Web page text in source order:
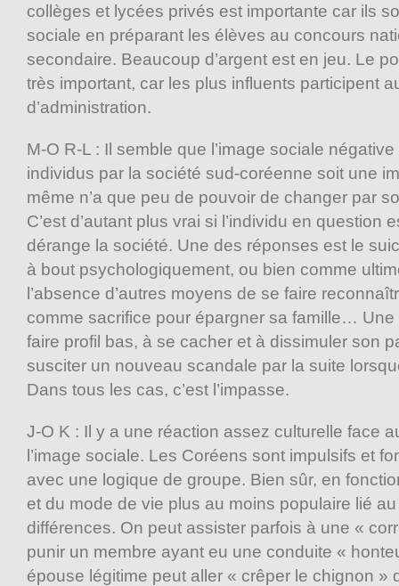
collèges et lycées privés est importante car ils
sociale en préparant les élèves au concours
secondaire. Beaucoup d’argent est en jeu. Le
très important, car les plus influents participent
d’administration.
M-O R-L : Il semble que l’image sociale
individus par la société sud-coréenne soit une
même n’a que peu de pouvoir de changer par
C’est d’autant plus vrai si l’individu en question
dérange la société. Une des réponses est le
à bout psychologiquement, ou bien comme
l’absence d’autres moyens de se faire
comme sacrifice pour épargner sa famille…
faire profil bas, à se cacher et à dissimuler son
susciter un nouveau scandale par la suite
Dans tous les cas, c’est l’impasse.
J-O K : Il y a une réaction assez culturelle face
l’image sociale. Les Coréens sont impulsifs et
avec une logique de groupe. Bien sûr, en
et du mode de vie plus au moins populaire lié
différences. On peut assister parfois à une «
punir un membre ayant eu une conduite «
épouse légitime peut aller « crêper le chignon »